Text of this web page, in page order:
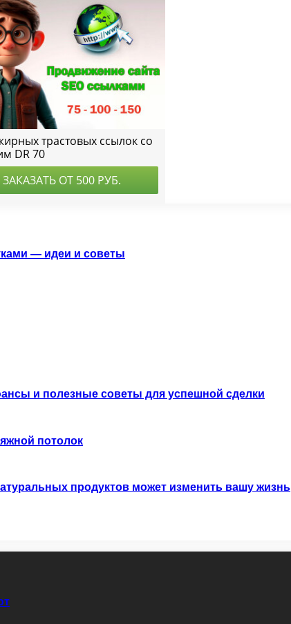
— идеи и советы
и полезные советы для успешной сделки
потолок
продуктов может изменить вашу жизнь